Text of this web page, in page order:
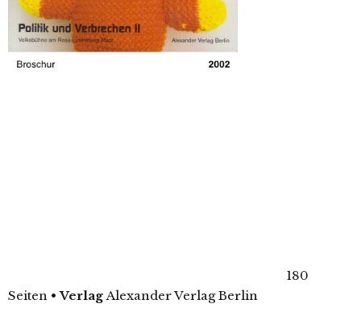
180
Seiten • VerlagAlexander Verlag Berlin